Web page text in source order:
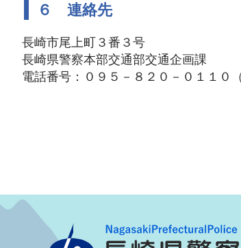
６ 連絡先
長崎市尾上町３番３号
長崎県警察本部交通部交通企画課
電話番号：０９５－８２０－０１１０（